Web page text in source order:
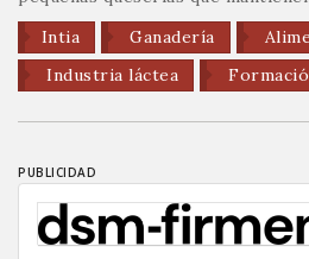
Intia
Ganadería
Industria láctea
PUBLICIDAD